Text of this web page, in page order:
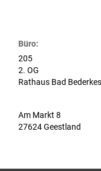
Büro:
205
2. OG
Rathaus Bad
Am Markt 8
27624 Geestland